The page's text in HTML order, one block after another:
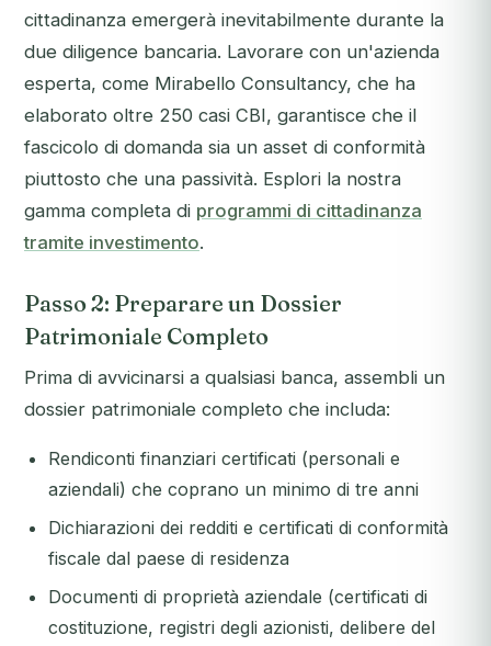
cittadinanza emergerà inevitabilmente durante la
due diligence bancaria. Lavorare con un'azienda
esperta, come Mirabello Consultancy, che ha
elaborato oltre 250 casi CBI, garantisce che il
fascicolo di domanda sia un asset di conformità
piuttosto che una passività. Esplori la nostra
gamma completa di programmi di cittadinanza
tramite investimento.
Passo 2: Preparare un Dossier
Patrimoniale Completo
Prima di avvicinarsi a qualsiasi banca, assembli un
dossier patrimoniale completo che includa:
Rendiconti finanziari certificati (personali e
aziendali) che coprano un minimo di tre anni
Dichiarazioni dei redditi e certificati di conformità
fiscale dal paese di residenza
Documenti di proprietà aziendale (certificati di
costituzione, registri degli azionisti, delibere del